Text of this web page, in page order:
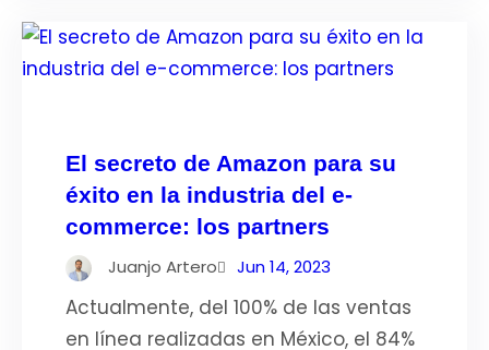
El secreto de Amazon para su
éxito en la industria del e-
commerce: los partners
Juanjo Artero Jun 14, 2023
Actualmente, del 100% de las ventas
en línea realizadas en México, el 84%